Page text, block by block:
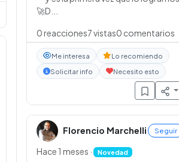
🚀D...
0reacciones7vistas0 comentarios
Me interesa
Lo recomiendo
Solicitar info
Necesito esto
Florencio Marchelli Seguir
Hace 1 meses · Novedad